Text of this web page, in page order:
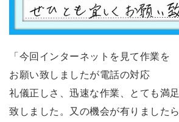
「今回インターネットを見て作業を
お願い致しましたが電話の対応
礼儀正しさ、迅速な作業、とても満足
致しました。又の機会が有りましたら